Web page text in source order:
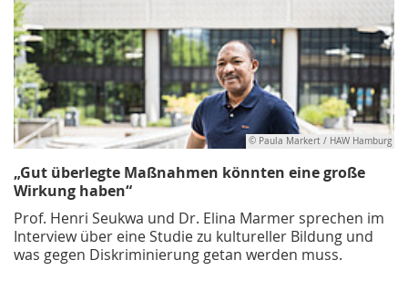
© Paula Markert / HAW Hamburg
„Gut überlegte Maßnahmen könnten eine große
Wirkung haben“
Prof. Henri Seukwa und Dr. Elina Marmer sprechen im
Interview über eine Studie zu kultureller Bildung und
was gegen Diskriminierung getan werden muss.